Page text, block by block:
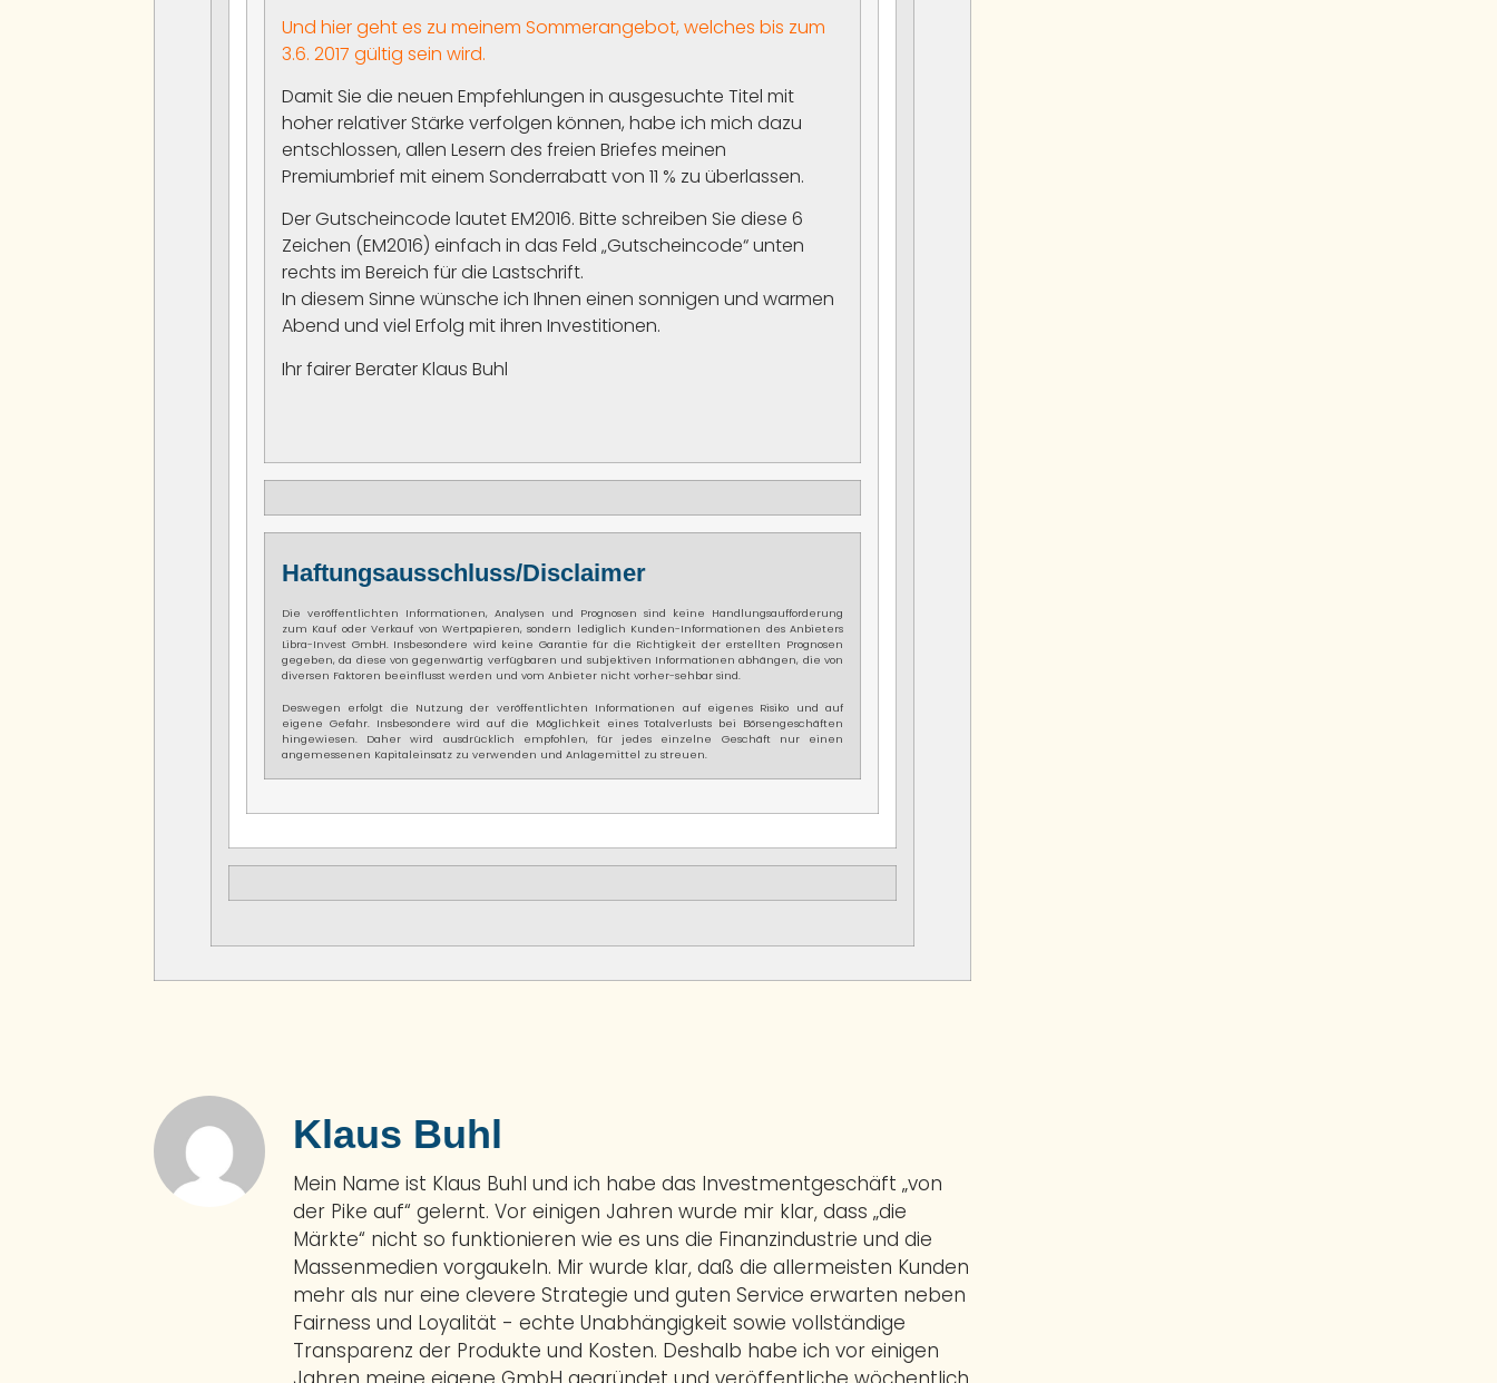
Und hier geht es zu meinem Sommerangebot, welches bis zum
3.6. 2017 gültig sein wird.
Damit Sie die neuen Empfehlungen in ausgesuchte Titel mit
hoher relativer Stärke verfolgen können, habe ich mich dazu
entschlossen, allen Lesern des freien Briefes meinen
Premiumbrief mit einem Sonderrabatt von 11 % zu überlassen.
Der Gutscheincode lautet EM2016. Bitte schreiben Sie diese 6
Zeichen (EM2016) einfach in das Feld „Gutscheincode“ unten
rechts im Bereich für die Lastschrift.
In diesem Sinne wünsche ich Ihnen einen sonnigen und warmen
Abend und viel Erfolg mit ihren Investitionen.
Ihr fairer Berater Klaus Buhl
Haftungsausschluss/Disclaimer
Die veröffentlichten Informationen, Analysen und Prognosen sind keine Handlungsaufforderung
zum Kauf oder Verkauf von Wertpapieren, sondern lediglich Kunden-Informationen des Anbieters
Libra-Invest GmbH. Insbesondere wird keine Garantie für die Richtigkeit der erstellten Prognosen
gegeben, da diese von gegenwärtig verfügbaren und subjektiven Informationen abhängen, die von
diversen Faktoren beeinflusst werden und vom Anbieter nicht vorher-sehbar sind.
Deswegen erfolgt die Nutzung der veröffentlichten Informationen auf eigenes Risiko und auf
eigene Gefahr. Insbesondere wird auf die Möglichkeit eines Totalverlusts bei Börsengeschäften
hingewiesen. Daher wird ausdrücklich empfohlen, für jedes einzelne Geschäft nur einen
angemessenen Kapitaleinsatz zu verwenden und Anlagemittel zu streuen.
Klaus Buhl
Mein Name ist Klaus Buhl und ich habe das Investmentgeschäft „von
der Pike auf“ gelernt. Vor einigen Jahren wurde mir klar, dass „die
Märkte“ nicht so funktionieren wie es uns die Finanzindustrie und die
Massenmedien vorgaukeln. Mir wurde klar, daß die allermeisten Kunden
mehr als nur eine clevere Strategie und guten Service erwarten neben
Fairness und Loyalität - echte Unabhängigkeit sowie vollständige
Transparenz der Produkte und Kosten. Deshalb habe ich vor einigen